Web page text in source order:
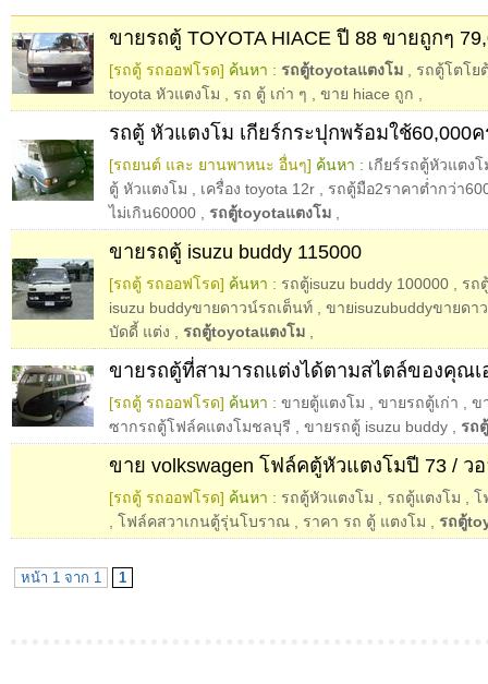
ขายรถตู้ TOYOTA HIACE ปี 88 ขายถูกๆ
[รถตู้ รถออฟโรด] ค้นหา : รถตู้toyotaแตงโม
รถตู้โตโย
toyota หัวแตงโม
รถ ตู้ เก่า ๆ ขาย hiace ถูก
รถตู้ หัวแตงโม เกียร์กระปุกพร้อมใช้60,000
[รถยนต์ และ ยานพาหนะ อื่นๆ] ค้นหา : เกียร์รถตู้หัวแตงโ
ตู้ หัวแตงโม
เครื่อง toyota 12r
รถตู้มือ2ราคาต่ำกว่า
ไม่เกิน60000
รถตู้toyotaแตงโม
ขายรถตู้ isuzu buddy 115000
[รถตู้ รถออฟโรด] ค้นหา : รถตู้isuzu buddy 100000
รถ
isuzu buddyขายดาวน์รถเต็นท์
ขายisuzubuddyขายดา
บัดดี้ แต่ง
รถตู้toyotaแตงโม
ขายรถตู้ที่สามารถแต่งได้ตามสไตล์ของคุณเ
[รถตู้ รถออฟโรด] ค้นหา : ขายตู้แตงโม ขายรถตู้เก่า
ข
ซากรถตู้โฟล์คแตงโมชลบุรี
ขายรถตู้ isuzu buddy รถ
ขาย volkswagen โฟล์คตู้หัวแตงโมปี 73 / ว
[รถตู้ รถออฟโรด] ค้นหา : รถตู้หัวแตงโม รถตู้แตงโม
โ
โฟล์คสวาเกนตู้รุ่นโบราณ ราคา รถ ตู้ แตงโม รถตู้
หน้า 1 จาก 1 1